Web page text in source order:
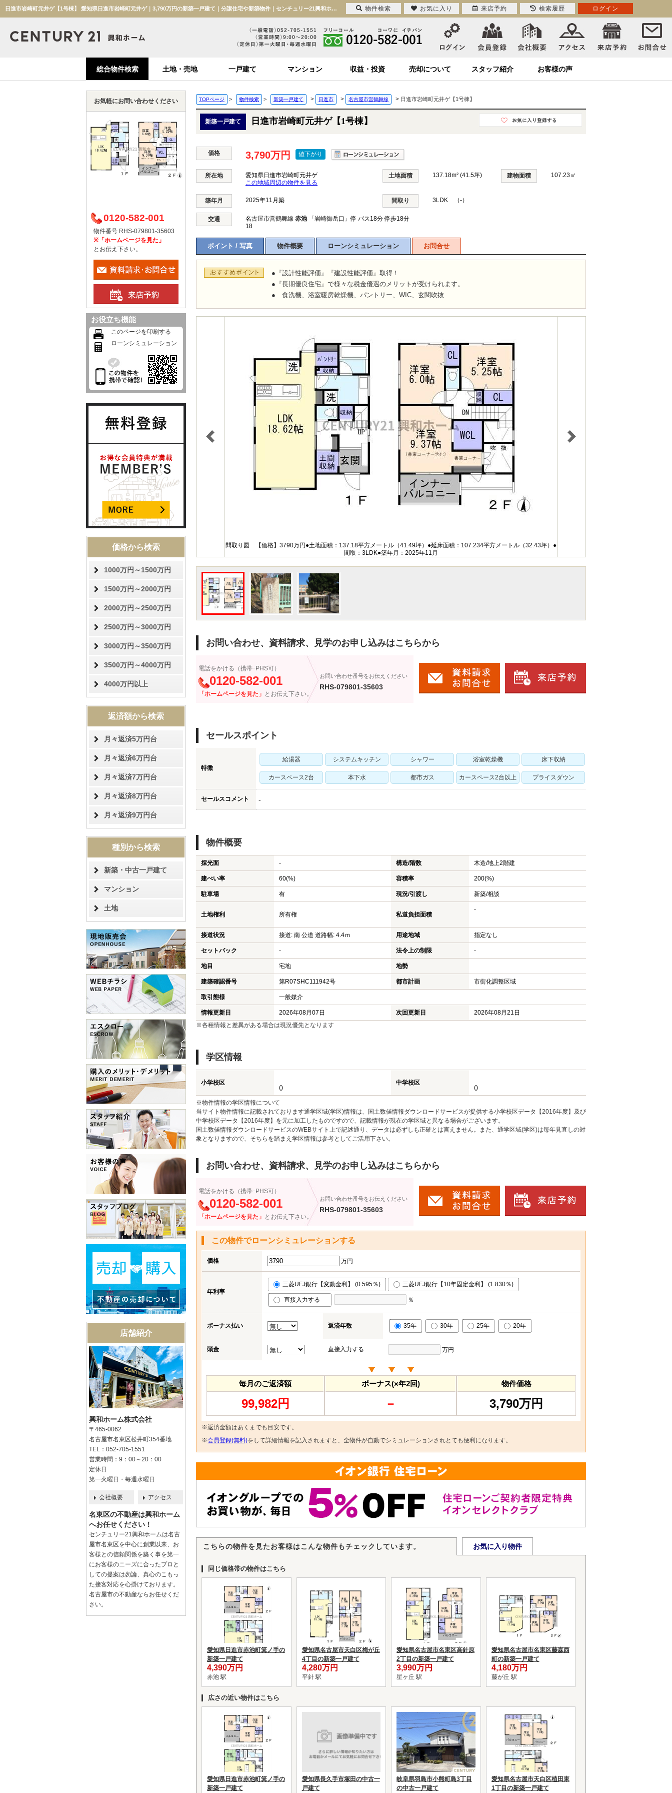
日進市岩崎町元井ゲ【1号棟】 愛知県日進市岩崎町元井ゲ｜3,790万円の新築一戸建て｜分譲住宅や新築物件｜センチュリー21興和ホーム
総合物件検索 土地・売地 一戸建て マンション 収益・投資 売却について スタッフ紹介 お客様の声
TOPページ > 物件検索 > 新築一戸建て > 日進市 > 名古屋市営鶴舞線 > 日進市岩崎町元井ゲ【1号棟】
新築一戸建て 日進市岩崎町元井ゲ【1号棟】
価格 3,790万円 値下がり
所在地
愛知県日進市岩崎町元井ゲ
この地域周辺の物件を見る
土地面積 137.18m² (41.5坪) 建物面積 107.23㎡
築年月 2025年11月築 間取り 3LDK （-）
交通 名古屋市営鶴舞線 赤池「岩崎御岳口」停 バス18分 停歩18分
18
ポイント / 写真 物件概要 ローンシミュレーション お問合せ
●『設計性能評価』『建設性能評価』取得！
●『長期優良住宅』で様々な税金優遇のメリットが受けられます。
● 食洗機、浴室暖房乾燥機、パントリー、WIC、玄関吹抜
間取り図 【価格】3790万円●土地面積：137.18平方メートル（41.49坪）●延床面積：107.234平方メートル（32.43坪）●
間取：3LDK●築年月：2025年11月
お問い合わせ、資料請求、見学のお申し込みはこちらから
電話をかける（携帯･PHS可）
0120-582-001
「ホームページを見た」 とお伝え下さい。
お問い合わせ番号をお伝えください
RHS-079801-35603
セールスポイント
特徴
給湯器 システムキッチン シャワー 浴室乾燥機 床下収納
カースペース2台 本下水 都市ガス カースペース2台以上 プライスダウン
セールスコメント -
物件概要
採光面 - 構造/階数 木造/地上2階建
建ぺい率 60(%) 容積率 200(%)
駐車場 有 現況/引渡し 新築/相談
土地権利 所有権 私道負担面積
-
接道状況 接道: 南 公道 道路幅: 4.4ｍ 用途地域 指定なし
セットバック - 法令上の制限 -
地目 宅地 地勢
建築確認番号 第R07SHC111942号 都市計画 市街化調整区域
取引態様 一般媒介
情報更新日 2026年08月07日 次回更新日
2026年08月21日
※各種情報と差異がある場合は現況優先となります
学区情報
小学校区
()
中学校区
()
※物件情報の学区情報について
当サイト物件情報に記載されております通学区域(学区)情報は、国土数値情報ダウンロードサービスが提供する小学校区データ【2016年度】及び
中学校区データ【2016年度】を元に加工したものですので、記載情報が現在の学区域と異なる場合がございます。
国土数値情報ダウンロードサービスのWEBサイト上で記述通り、データは必ずしも正確とは言えません。また、通学区域(学区)は毎年見直しの対
象となりますので、そちらを踏まえ学区情報は参考としてご活用下さい。
お問い合わせ、資料請求、見学のお申し込みはこちらから
電話をかける（携帯･PHS可）
0120-582-001
「ホームページを見た」 とお伝え下さい。
お問い合わせ番号をお伝えください
RHS-079801-35603
この物件でローンシミュレーションする
価格 万円
年利率
三菱UFJ銀行【変動金利】 (0.595％) 三菱UFJ銀行【10年固定金利】 (1.830％)
直接入力する ％
ボーナス払い 返済年数 35年 30年 25年 20年
頭金 直接入力する 万円
毎月のご返済額
99,982円
ボーナス(×年2回)
－
物件価格
3,790万円
※返済金額はあくまでも目安です。
※会員登録(無料)をして詳細情報を記入されますと、全物件が自動でシミュレーションされとても便利になります。
こちらの物件を見たお客様はこんな物件もチェックしています。 お気に入り物件
同じ価格帯の物件はこちら
愛知県日進市赤池町箕ノ手の
新築一戸建て
4,390万円
赤池 駅
愛知県名古屋市天白区梅が丘
4丁目の新築一戸建て
4,280万円
平針 駅
愛知県名古屋市名東区高針原
2丁目の新築一戸建て
3,990万円
星ヶ丘 駅
愛知県名古屋市名東区藤森西
町の新築一戸建て
4,180万円
藤が丘 駅
広さの近い物件はこちら
愛知県日進市赤池町箕ノ手の
新築一戸建て
愛知県長久手市塚田の中古一
戸建て
岐阜県羽島市小熊町島3丁目
の中古一戸建て
愛知県名古屋市天白区植田東
1丁目の新築一戸建て
お気軽にお問い合わせください
0120-582-001
物件番号 RHS-079801-35603
※「ホームページを見た」
とお伝え下さい。
お役立ち機能
このページを印刷する
ローンシミュレーション
価格から検索
1000万円～1500万円
1500万円～2000万円
2000万円～2500万円
2500万円～3000万円
3000万円～3500万円
3500万円～4000万円
4000万円以上
返済額から検索
月々返済5万円台
月々返済6万円台
月々返済7万円台
月々返済8万円台
月々返済9万円台
種別から検索
新築・中古一戸建て
マンション
土地
店舗紹介
興和ホーム株式会社
〒465-0062
名古屋市名東区松井町354番地
TEL：052-705-1551
営業時間：9：00～20：00
定休日
第一火曜日・毎週水曜日
会社概要 アクセス
名東区の不動産は興和ホーム
へお任せください！
センチュリー21興和ホームは名古
屋市名東区を中心に創業以来、お
客様との信頼関係を築く事を第一
にお客様のニーズに合ったプロと
しての提案は勿論、真心のこもっ
た接客対応を心掛けております。
名古屋市の不動産ならお任せくだ
さい。
物件検索 お気に入り 来店予約 検索履歴 ログイン